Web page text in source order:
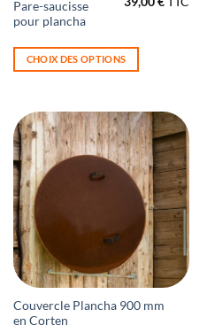
Pare-saucisse
pour plancha
CHOIX DES OPTIONS
This
product
multiple
options
may
be
chosen
on
the
product
page
Couvercle Plancha 900 mm
en Corten